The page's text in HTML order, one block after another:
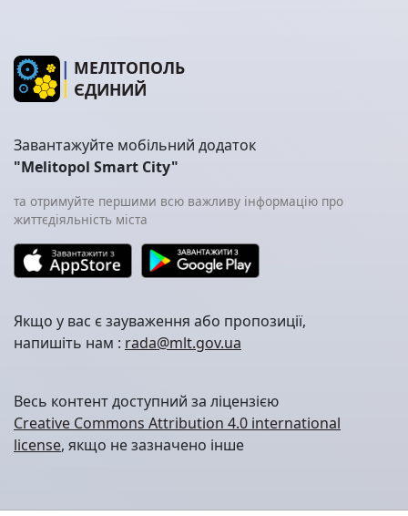
МЕЛІТОПОЛЬ
ЄДИНИЙ
Завантажуйте мобільний додаток
"Melitopol Smart City"
та отримуйте першими всю важливу інформацію про
життєдіяльність міста
Якщо у вас є зауваження або пропозиції,
напишіть нам : rada@mlt.gov.ua
Весь контент доступний за ліцензією
Creative Commons Attribution 4.0 international
license, якщо не зазначено інше